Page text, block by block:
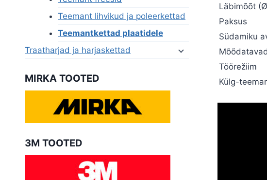
Läbimõõt
Paksus
Südamiku
Töörežiim
Külg-
Teemant lihvikud ja poleerkettad
Teemantkettad plaatidele
Traatharjad ja harjaskettad
MIRKA TOOTED
3M TOOTED